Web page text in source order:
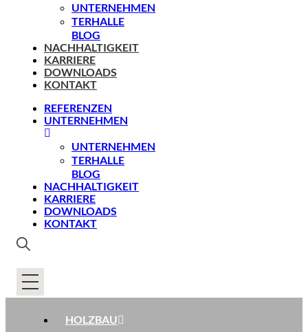
UNTERNEHMEN
TERHALLE
BLOG
NACHHALTIGKEIT
KARRIERE
DOWNLOADS
KONTAKT
REFERENZEN
UNTERNEHMEN
UNTERNEHMEN
TERHALLE
BLOG
NACHHALTIGKEIT
KARRIERE
DOWNLOADS
KONTAKT
HOLZBAU